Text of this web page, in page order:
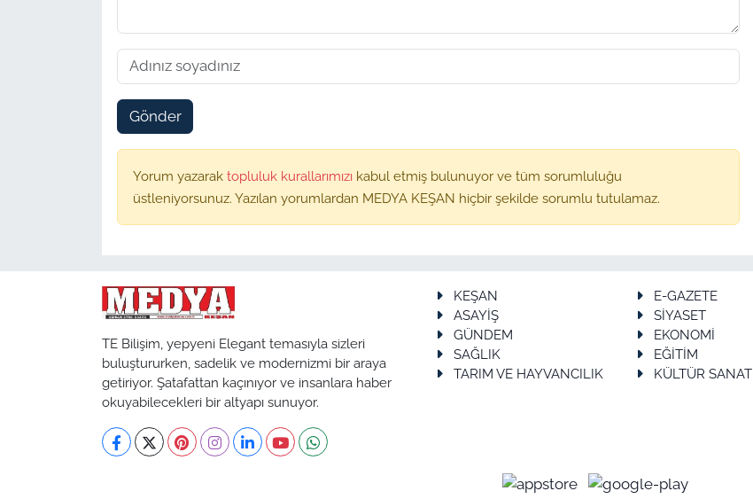
Gönder
Yorum yazarak topluluk kurallarımızı kabul etmiş bulunuyor ve tüm sorumluluğu
üstleniyorsunuz. Yazılan yorumlardan MEDYA KEŞAN hiçbir şekilde sorumlu tutulamaz.
TE Bilişim, yepyeni Elegant temasıyla sizleri
buluştururken, sadelik ve modernizmi bir araya
getiriyor. Şatafattan kaçınıyor ve insanlara haber
okuyabilecekleri bir altyapı sunuyor.
KEŞAN
E-GAZETE
ASAYİŞ
SİYASET
GÜNDEM
EKONOMİ
SAĞLIK
EĞİTİM
TARIM VE HAYVANCILIK
KÜLTÜR SANAT